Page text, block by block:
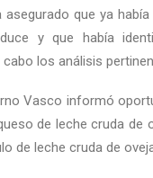
que ya
y que había
los análisis
Vasco informó
de leche cruda de
de leche cruda de